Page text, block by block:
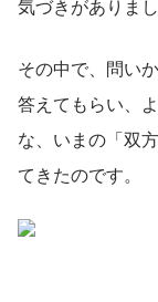
気づきがありまし
その中で、問い
答えてもらい、
な、いまの「双
てきたのです。